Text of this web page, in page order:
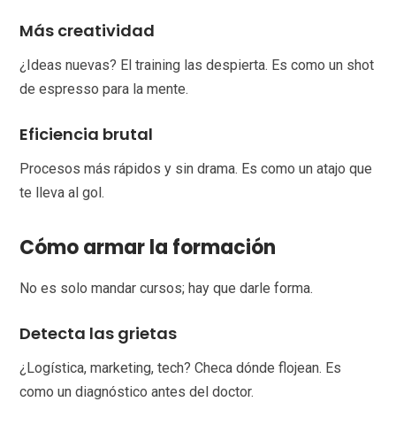
Más creatividad
¿Ideas nuevas? El training las despierta. Es como un shot
de espresso para la mente.
Eficiencia brutal
Procesos más rápidos y sin drama. Es como un atajo que
te lleva al gol.
Cómo armar la formación
No es solo mandar cursos; hay que darle forma.
Detecta las grietas
¿Logística, marketing, tech? Checa dónde flojean. Es
como un diagnóstico antes del doctor.